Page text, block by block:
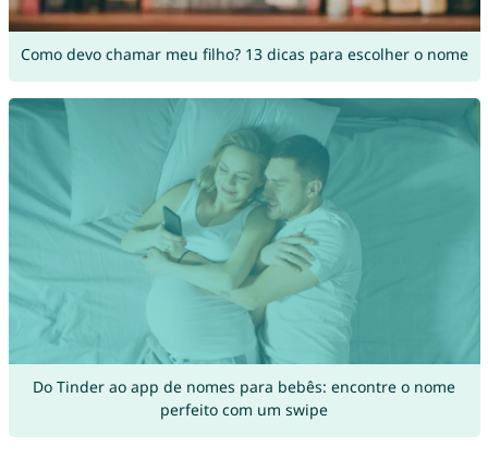
Como devo chamar meu filho? 13 dicas para escolher o nome
Do Tinder ao app de nomes para bebês: encontre o nome
perfeito com um swipe